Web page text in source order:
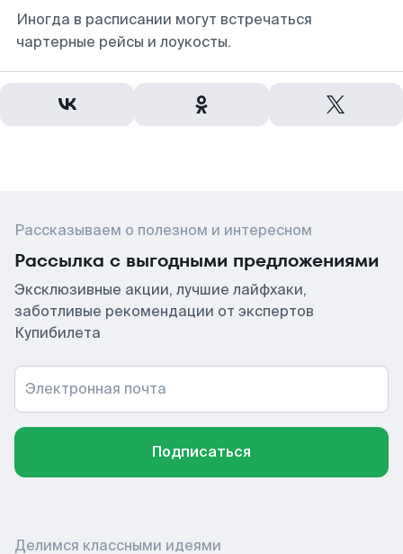
Иногда в расписании могут встречаться
чартерные рейсы и лоукосты.
Рассказываем о полезном и интересном
Рассылка с выгодными предложениями
Эксклюзивные акции, лучшие лайфхаки,
заботливые рекомендации от экспертов
Купибилета
Электронная почта
Подписаться
Делимся классными идеями